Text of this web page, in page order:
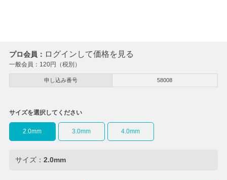
プロ会員： ログインして価格を見る
一般会員： 120円（税別）
申し込み番号 58008
サイズを選択してください
2.0mm 3.0mm 4.0mm
サイズ： 2.0mm